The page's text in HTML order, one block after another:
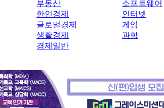
부동산
한인경제
글로벌경제
생활경제
경제일반
소프트웨어
인터넷
게임
과학